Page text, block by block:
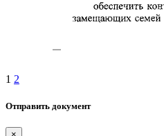
1 2
Отправить документ